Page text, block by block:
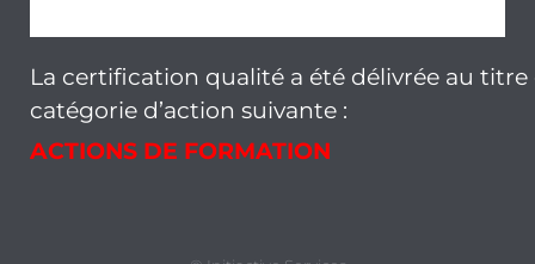
La certification qualité a été délivrée au titre
catégorie d’action suivante :
ACTIONS DE FORMATION